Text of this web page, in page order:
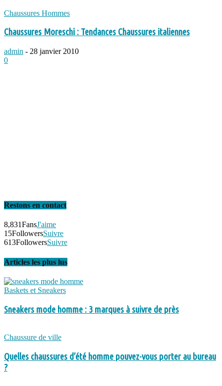
Chaussures Hommes
Chaussures Moreschi : Tendances Chaussures italiennes
admin - 28 janvier 2010
0
Restons en contact
8,831FansJ'aime
15FollowersSuivre
613FollowersSuivre
Articles les plus lus
Baskets et Sneakers
Sneakers mode homme : 3 marques à suivre de près
Chaussure de ville
Quelles chaussures d’été homme pouvez-vous porter au bureau
?